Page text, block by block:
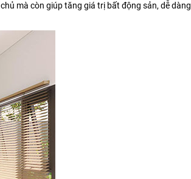
mà còn giúp tăng giá trị bất động sản, dễ dàng